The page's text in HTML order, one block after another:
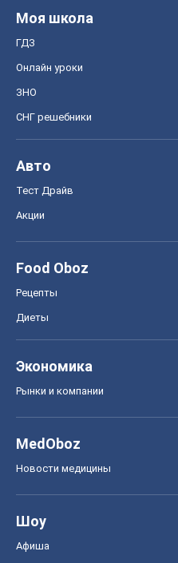
Моя школа
ГДЗ
Онлайн уроки
ЗНО
СНГ решебники
Авто
Тест Драйв
Акции
Food Oboz
Рецепты
Диеты
Экономика
Рынки и компании
MedOboz
Новости медицины
Шоу
Афиша